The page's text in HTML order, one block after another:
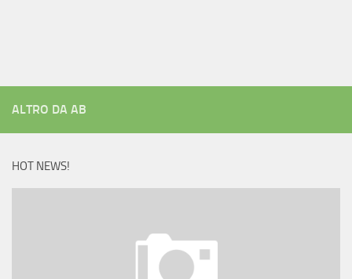
ALTRO DA AB
HOT NEWS!